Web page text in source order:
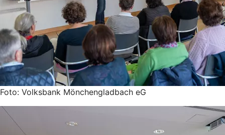
Foto: Volksbank Mönchengladbach eG